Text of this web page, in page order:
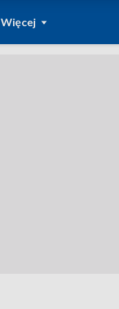
Więcej